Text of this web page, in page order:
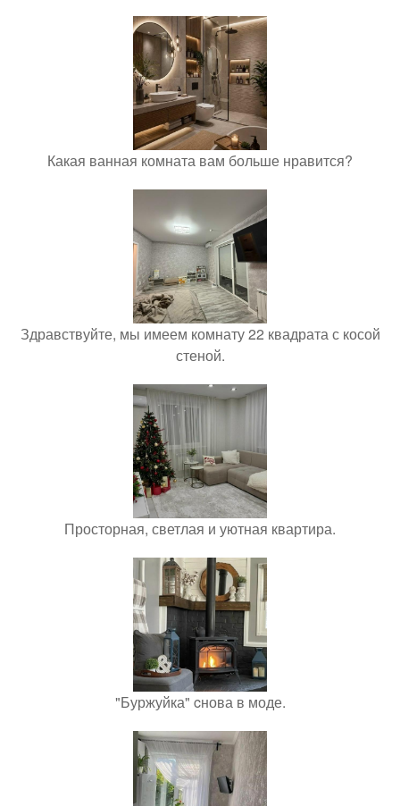
Какая ванная комната вам больше нравится?
Здравствуйте, мы имеем комнату 22 квадрата с косой
стеной.
Просторная, светлая и уютная квартира.
"Буржуйка" cнова в моде.